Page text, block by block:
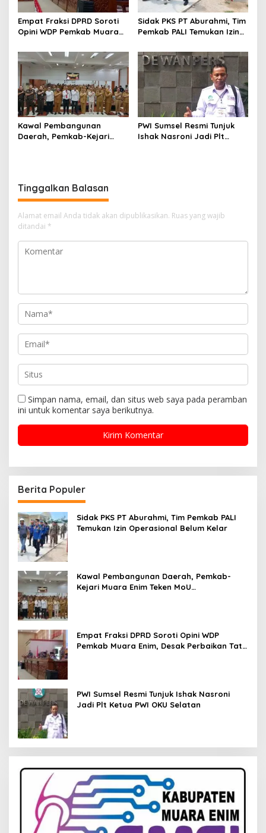
Empat Fraksi DPRD Soroti
Opini WDP Pemkab Muara
Kelola Keuangan
Sidak PKS PT Aburahmi, Tim
Pemkab PALI Temukan Izin
Kawal Pembangunan
Daerah, Pemkab-Kejari
PWI Sumsel Resmi Tunjuk
Ishak Nasroni Jadi Plt
Tinggalkan Balasan
Alamat email Anda tidak akan dipublikasikan. Ruas yang wajib
ditandai *
Simpan nama, email, dan situs web saya pada peramban
ini untuk komentar saya berikutnya.
Berita Populer
Sidak PKS PT Aburahmi, Tim Pemkab PALI
Temukan Izin Operasional Belum Kelar
Kawal Pembangunan Daerah, Pemkab-
Kejari Muara Enim Teken MoU
Empat Fraksi DPRD Soroti Opini WDP
Pemkab Muara Enim, Desak Perbaikan Tata
PWI Sumsel Resmi Tunjuk Ishak Nasroni
Jadi Plt Ketua PWI OKU Selatan